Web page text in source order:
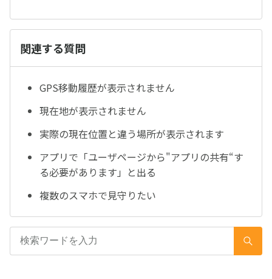
関連する質問
GPS移動履歴が表示されません
現在地が表示されません
実際の現在位置と違う場所が表示されます
アプリで「ユーザページから"アプリの共有“す
る必要があります」と出る
複数のスマホで見守りたい